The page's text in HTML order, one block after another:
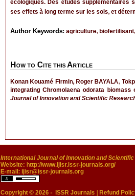
écologiques. Des études supplémentaires
ses effets à long terme sur les sols, et
Author Keywords: agriculture,
How to Cite this Article
Konan Kouamé Firmin, Roger BAYALA,
integrating Chromolaena odorata
Journal of Innovation and Scientific
International Journal of Innovation and
Website: http://www.ijisr.issr-journals.org/
E-mail: ijisr@issr-journals.org
Copyright © 2026 - ISSR Journals Refund